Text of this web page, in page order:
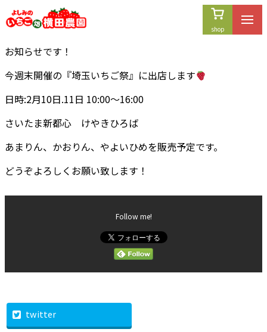
内
容
ス
キ
ッ
プ
お知らせです！
今週末開催の『埼玉いちご祭』に出店します
日時:2月10日.11日 10:00〜16:00
さいたま新都心 けやきひろば
あまりん、かおりん、やよいひめを販売予定です。
どうぞよろしくお願い致します！
Follow me!
twitter